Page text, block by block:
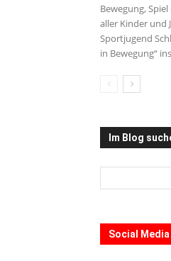
Bewegung,
aller Kinder und
Sportjugend
in Bewegung“
Im Blog
Social Media